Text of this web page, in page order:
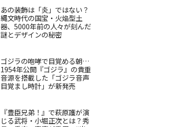
あの装飾は「炎」ではない？
縄文時代の国宝・火焔型土
器、5000年前の人々が刻んだ
謎とデザインの秘密
ゴジラの咆哮で目覚める朝…
1954年公開『ゴジラ』の貴重
音源を搭載した「ゴジラ音声
目覚まし時計」が新発売
『豊臣兄弟！』で萩原護が演
じる武将・小堀正次とは？秀